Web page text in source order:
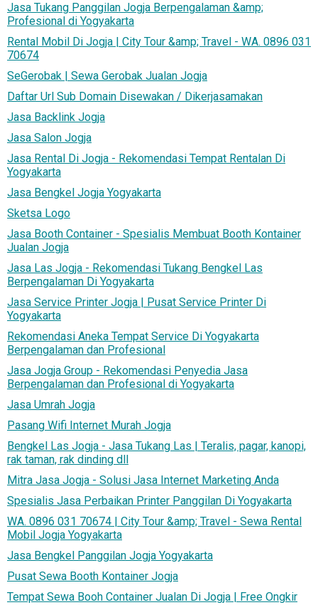
Jasa Tukang Panggilan Jogja Berpengalaman &amp;
Profesional di Yogyakarta
Rental Mobil Di Jogja | City Tour &amp; Travel - WA. 0896 031
70674
SeGerobak | Sewa Gerobak Jualan Jogja
Daftar Url Sub Domain Disewakan / Dikerjasamakan
Jasa Backlink Jogja
Jasa Salon Jogja
Jasa Rental Di Jogja - Rekomendasi Tempat Rentalan Di
Yogyakarta
Jasa Bengkel Jogja Yogyakarta
Sketsa Logo
Jasa Booth Container - Spesialis Membuat Booth Kontainer
Jualan Jogja
Jasa Las Jogja - Rekomendasi Tukang Bengkel Las
Berpengalaman Di Yogyakarta
Jasa Service Printer Jogja | Pusat Service Printer Di
Yogyakarta
Rekomendasi Aneka Tempat Service Di Yogyakarta
Berpengalaman dan Profesional
Jasa Jogja Group - Rekomendasi Penyedia Jasa
Berpengalaman dan Profesional di Yogyakarta
Jasa Umrah Jogja
Pasang Wifi Internet Murah Jogja
Bengkel Las Jogja - Jasa Tukang Las | Teralis, pagar, kanopi,
rak taman, rak dinding dll
Mitra Jasa Jogja - Solusi Jasa Internet Marketing Anda
Spesialis Jasa Perbaikan Printer Panggilan Di Yogyakarta
WA. 0896 031 70674 | City Tour &amp; Travel - Sewa Rental
Mobil Jogja Yogyakarta
Jasa Bengkel Panggilan Jogja Yogyakarta
Pusat Sewa Booth Kontainer Jogja
Tempat Sewa Booh Container Jualan Di Jogja | Free Ongkir